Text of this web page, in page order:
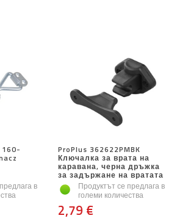
в
ProPlus 362622PMBK
Ключалка за врата на
каравана, черна дръжка
за задържане на вратата
Продуктът се предлага в
големи количества
2,79 €